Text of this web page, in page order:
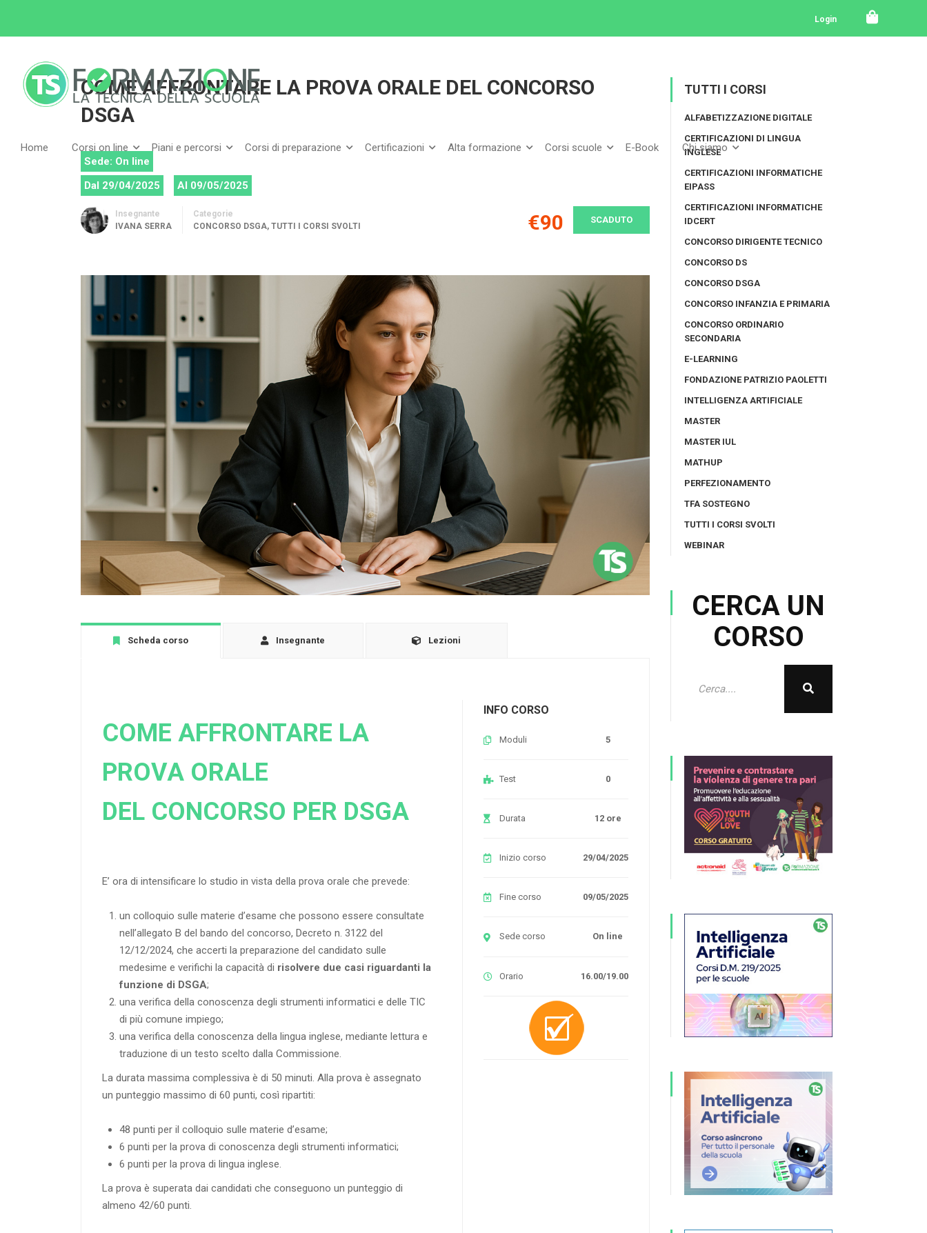
Login
Home Corsi on line Piani e percorsi Corsi di preparazione Certificazioni Alta formazione Corsi scuole E-Book Chi siamo
COME AFFRONTARE LA PROVA ORALE DEL CONCORSO
DSGA
Sede: On line
Dal 29/04/2025
Al 09/05/2025
Insegnante
IVANA SERRA
Categorie
CONCORSO DSGA, TUTTI I CORSI SVOLTI €90 SCADUTO
Scheda corso Insegnante Lezioni
COME AFFRONTARE LA
PROVA ORALE
DEL CONCORSO PER DSGA
E’ ora di intensificare lo studio in vista della prova orale che prevede:
un colloquio sulle materie d’esame che possono essere consultate
nell’allegato B del bando del concorso, Decreto n. 3122 del
12/12/2024, che accerti la preparazione del candidato sulle
medesime e verifichi la capacità di risolvere due casi riguardanti la
funzione di DSGA;
una verifica della conoscenza degli strumenti informatici e delle TIC
di più comune impiego;
una verifica della conoscenza della lingua inglese, mediante lettura e
traduzione di un testo scelto dalla Commissione.
La durata massima complessiva è di 50 minuti. Alla prova è assegnato
un punteggio massimo di 60 punti, così ripartiti:
48 punti per il colloquio sulle materie d’esame;
6 punti per la prova di conoscenza degli strumenti informatici;
6 punti per la prova di lingua inglese.
La prova è superata dai candidati che conseguono un punteggio di
almeno 42/60 punti.
INFO CORSO
Moduli 5
Test 0
Durata 12 ore
Inizio corso 29/04/2025
Fine corso 09/05/2025
Sede corso On line
Orario 16.00/19.00
TUTTI I CORSI
ALFABETIZZAZIONE DIGITALE
CERTIFICAZIONI DI LINGUA
INGLESE
CERTIFICAZIONI INFORMATICHE
EIPASS
CERTIFICAZIONI INFORMATICHE
IDCERT
CONCORSO DIRIGENTE TECNICO
CONCORSO DS
CONCORSO DSGA
CONCORSO INFANZIA E PRIMARIA
CONCORSO ORDINARIO
SECONDARIA
E-LEARNING
FONDAZIONE PATRIZIO PAOLETTI
INTELLIGENZA ARTIFICIALE
MASTER
MASTER IUL
MATHUP
PERFEZIONAMENTO
TFA SOSTEGNO
TUTTI I CORSI SVOLTI
WEBINAR
CERCA UN
CORSO